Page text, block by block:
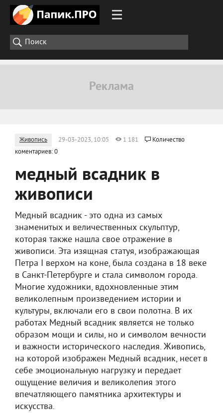
Живопись 29-03-2023, 10:05 1 181
Количество
коментариев: 0
медный всадник в
живописи
Медный всадник - это одна из самых
знаменитых и величественных скульптур,
которая также нашла свое отражение в
живописи. Эта изящная статуя, изображающая
Петра I верхом на коне, была создана в 18 веке
в Санкт-Петербурге и стала символом города.
Многие художники, вдохновленные этим
великолепным произведением истории и
культуры, включали его в свои полотна. В их
работах Медный всадник является не только
образом мощи и силы, но и символом вечности
и важности исторического наследия. Живопись,
на которой изображен Медный всадник, несет в
себе эмоциональную нагрузку и передает
ощущение величия и великолепия этого
впечатляющего памятника архитектуры и
искусства.